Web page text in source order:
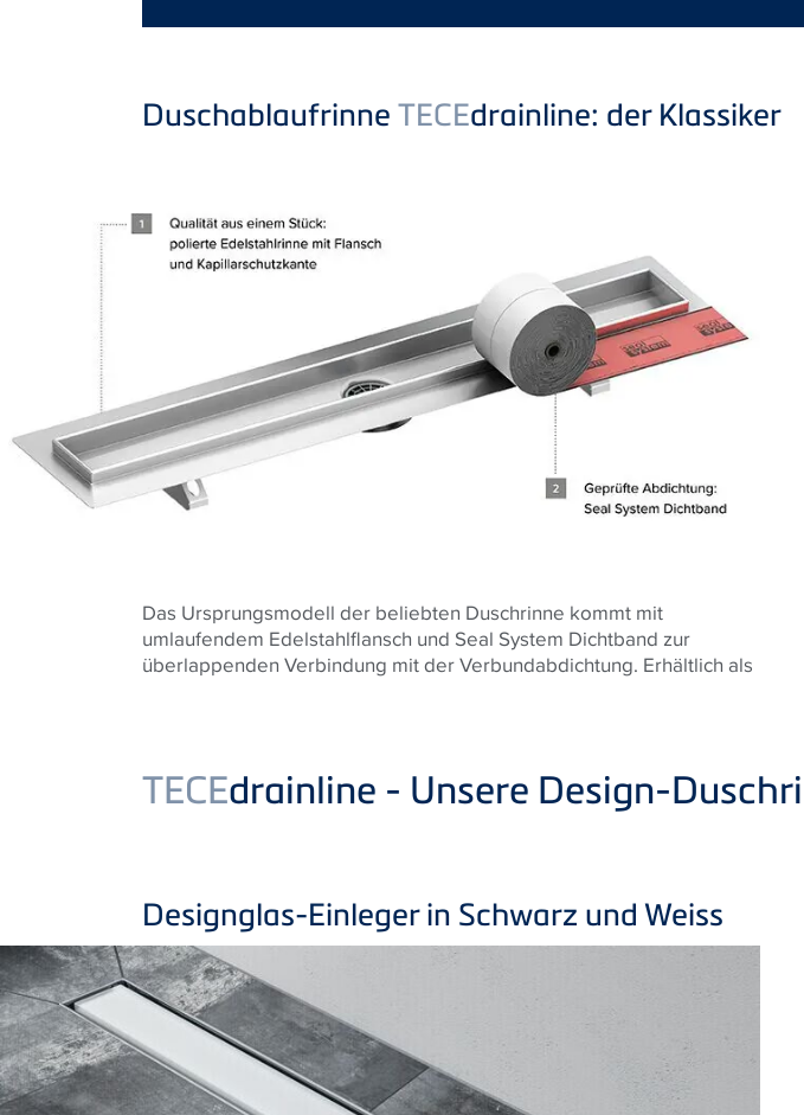
DuschablaufrinneTECEdrainline: der Klassiker
Das Ursprungsmodell der beliebten Duschrinne kommt mit
umlaufendem Edelstahlflansch und Seal System Dichtband zur
überlappenden Verbindung mit der Verbundabdichtung. Erhältlich als
TECEdrainline - Unsere Design-
Designglas-Einleger in Schwarz und Weiss